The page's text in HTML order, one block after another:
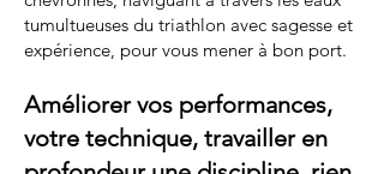
tumultueuses du triathlon avec sagesse et
expérience, pour vous mener à bon port.
Améliorer vos performances,
votre technique, travailler en